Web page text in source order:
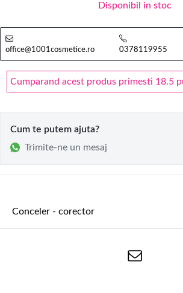
Disponibil in stoc
office@1001cosmetice.ro 0378119955
Cumparand acest produs primesti 18.5
Cum te putem ajuta?
Trimite-ne un mesaj
Conceler - corector